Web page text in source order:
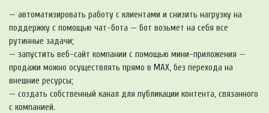
— автоматизировать работу с клиентами и снизить нагрузку на
поддержку с помощью чат-бота — бот возьмет на себя все
рутинные задачи;
— запустить веб-сайт компании с помощью мини-приложения —
продажи можно осуществлять прямо в МАХ, без перехода на
внешние ресурсы;
— создать собственный канал для публикации контента, связанного
с компанией.